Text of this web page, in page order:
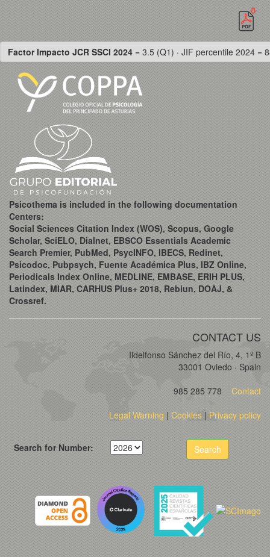
Factor Impacto JCR SSCI 2024 = 3.5 (Q1) · JIF percentile 2024 =
Psicothema is included in the following documentation
Centers:
Social Sciences Citation Index (WOS), Scopus, Google
Scholar, SciELO, Dialnet, EBSCO Essentials Academic
Search Premier, PubMed, PsycINFO, IBECS, Redinet,
Psicodoc, Pubpsych, Fuente Académica Plus, IBZ Online,
Periodicals Index Online, MEDLINE, EMBASE, ERIH PLUS,
Latindex, MIAR, CARHUS Plus+ 2018, Rebiun, DOAJ, &
Crossref.
CONTACT US
Ildelfonso Sánchez del Río, 4, 1º B
33001 Oviedo · Spain
985 285 778
Contact
Legal Warning | Cookies |Privacy policy
Search for Number: Search